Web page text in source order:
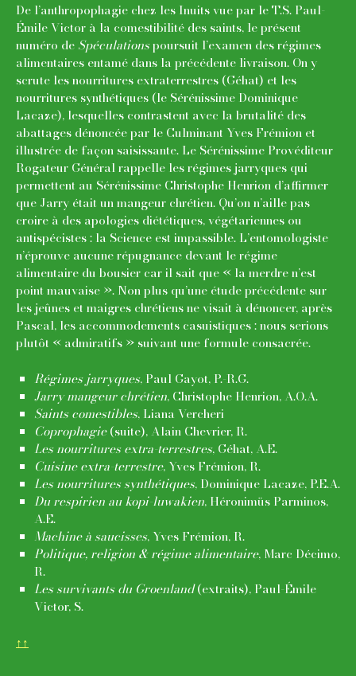
De l’anthropophagie chez les Inuits vue par le T.S. Paul-
Émile Victor à la comestibilité des saints, le présent
numéro de Spéculationspoursuit l’examen des régimes
alimentaires entamé dans la précédente livraison. On y
scrute les nourritures extraterrestres (Géhat) et les
nourritures synthétiques (le Sérénissime Dominique
Lacaze), lesquelles contrastent avec la brutalité des
abattages dénoncée par le Culminant Yves Frémion et
illustrée de façon saisissante. Le Sérénissime Provéditeur
Rogateur Général rappelle les régimes jarryques qui
permettent au Sérénissime Christophe Henrion d’affirmer
que Jarry était un mangeur chrétien. Qu’on n’aille pas
croire à des apologies diététiques, végétariennes ou
antispécistes : la Science est impassible. L’entomologiste
n’éprouve aucune répugnance devant le régime
alimentaire du bousier car il sait que « la merdre n’est
point mauvaise ». Non plus qu’une étude précédente sur
les jeûnes et maigres chrétiens ne visait à dénoncer, après
Pascal, les accommodements casuistiques : nous serions
plutôt « admiratifs » suivant une formule consacrée.
Régimes jarryques, Paul Gayot, P.-R.G.
Jarry mangeur chrétien, Christophe Henrion, A.O.A.
Saints comestibles, Liana Vercheri
Coprophagie(suite), Alain Chevrier, R.
Les nourritures extra-terrestres, Géhat, A.E.
Cuisine extra-terrestre, Yves Frémion, R.
Les nourritures synthétiques, Dominique Lacaze, P.E.A.
Du respirien au kopi-luwakien, Héronimüs Parminos,
A.E.
Machine à saucisses, Yves Frémion, R.
Politique, religion & régime alimentaire, Marc Décimo,
R.
Les survivants du Groenland(extraits), Paul-Émile
Victor, S.
↑↑